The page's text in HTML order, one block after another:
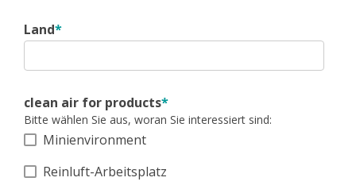
Land*
clean air for products*
Bitte wählen Sie aus, woran Sie interessiert sind:
Minienvironment
Reinluft-Arbeitsplatz